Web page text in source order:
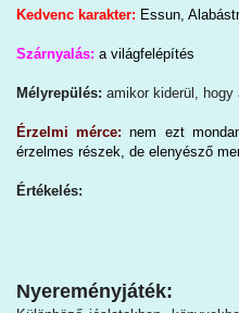
Kedvenc karakter: Essun,
Szárnyalás: a világfelépítés
Mélyrepülés: amikor kiderül, hogy
Érzelmi mérce:nem ezt
érzelmes részek, de elenyésző
Értékelés:
Nyereményjáték: